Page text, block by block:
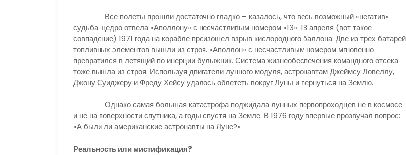
Все полеты прошли достаточно гладко – казалось, что весь возможный «негатив»
судьба щедро отвела «Аполлону» с несчастливым номером «13». 13 апреля (вот такое
совпадение) 1971 года на корабле произошел взрыв кислородного баллона. Две из трех батарей
топливных элементов вышли из строя. «Аполлон» с несчастливым номером мгновенно
превратился в летящий по инерции булыжник. Система жизнеобеспечения командного отсека
тоже вышла из строя. Используя двигатели лунного модуля, астронавтам Джеймсу Ловеллу,
Джону Суиджеру и Фреду Хейсу удалось облететь вокруг Луны и вернуться на Землю.
Однако самая большая катастрофа поджидала лунных первопроходцев не в космосе
и не на поверхности спутника, а годы спустя на Земле. В 1976 году впервые прозвучал вопрос:
«А были ли американские астронавты на Луне?»
Реальность или мистификация?